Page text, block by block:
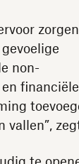
non-
financiële